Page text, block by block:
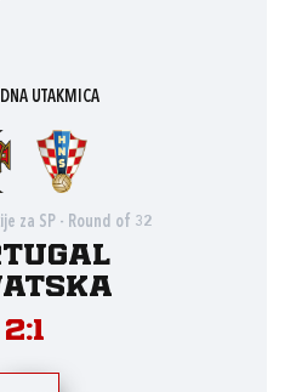
UTAKMICA
za SP - Round of 32
2:1